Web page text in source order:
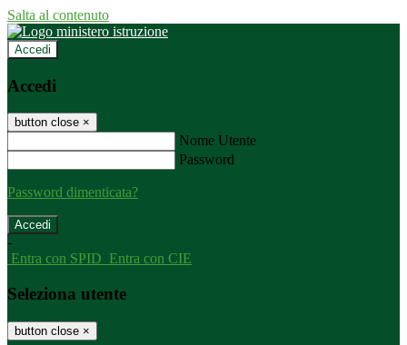
Salta al contenuto
Accedi
Accedi
button close ×
Nome Utente
Password
Password dimenticata?
-
Entra con SPID Entra con CIE
Seleziona utente
button close ×